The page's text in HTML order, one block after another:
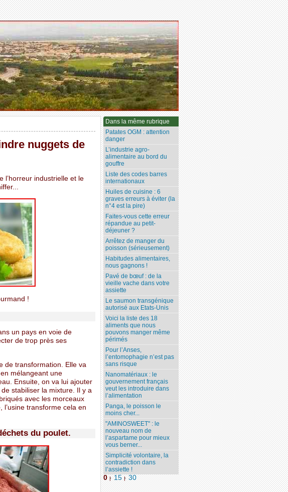
nuggets de
l’horreur industrielle et le
!
un pays en voie de
de trop près ses
de transformation. Elle va
mélangeant une
Ensuite, on va lui ajouter
stabiliser la mixture. Il y a
avec les morceaux
transforme cela en
du poulet.
Dans la même rubrique
Patates OGM : attention
danger
L’industrie agro-
alimentaire au bord du
gouffre
Liste des codes barres
internationaux
Huiles de cuisine : 6
graves erreurs à éviter (la
n°4 est la pire)
Faites-vous cette erreur
répandue au petit-
déjeuner ?
Arrêtez de manger du
poisson (sérieusement)
Habitudes alimentaires,
nous gagnons !
Pavé de bœuf : de la
vieille vache dans votre
assiette
Le saumon transgénique
autorisé aux Etats-Unis
Voici la liste des 18
aliments que nous
pouvons manger même
périmés
Pour l’Anses,
l’entomophagie n’est pas
sans risque
Nanomatériaux : le
gouvernement français
veut les introduire dans
l’alimentation
Panga, le poisson le
moins cher...
"AMINOSWEET" : le
nouveau nom de
l’aspartame pour mieux
vous berner...
Simplicité volontaire, la
contradiction dans
l’assiette !
0 | 15 | 30